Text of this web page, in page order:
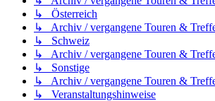
↳ Österreich
↳ Archiv / vergangene Touren &
↳ Schweiz
↳ Archiv / vergangene Touren &
↳ Sonstige
↳ Archiv / vergangene Touren &
↳ Veranstaltungshinweise